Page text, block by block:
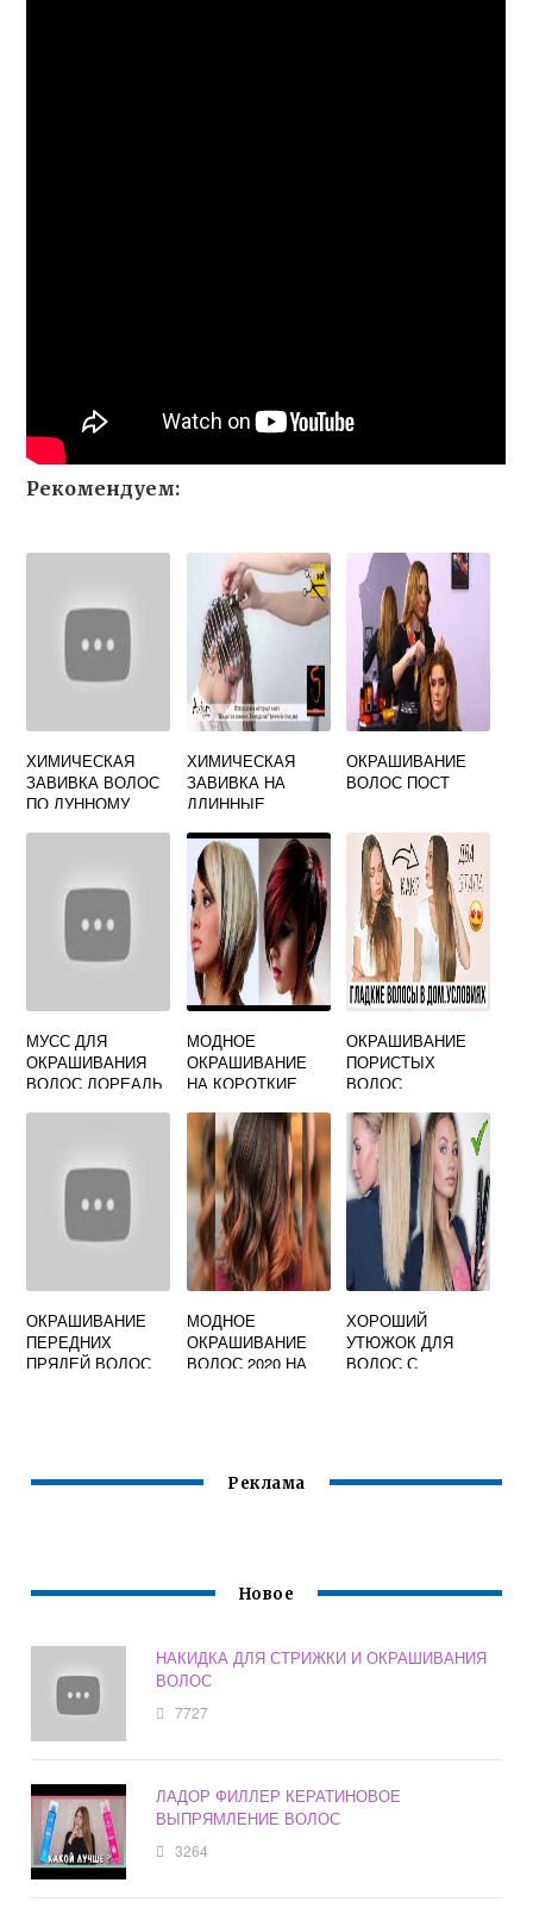
Рекомендуем:
ХИМИЧЕСКАЯ
ЗАВИВКА ВОЛОС
ПО ЛУННОМУ
ХИМИЧЕСКАЯ
ЗАВИВКА НА
ДЛИННЫЕ
ОКРАШИВАНИЕ
ВОЛОС ПОСТ
МУСС ДЛЯ
ОКРАШИВАНИЯ
ВОЛОС ЛОРЕАЛЬ
МОДНОЕ
ОКРАШИВАНИЕ
НА КОРОТКИЕ
ЖЕНЩИН
ОКРАШИВАНИЕ
ПОРИСТЫХ
ВОЛОС
ОКРАШИВАНИЕ
ПЕРЕДНИХ
ПРЯДЕЙ ВОЛОС
МОДНОЕ
ОКРАШИВАНИЕ
ВОЛОС 2020 НА
ХОРОШИЙ
УТЮЖОК ДЛЯ
ВОЛОС С
Реклама
Новое
НАКИДКА ДЛЯ СТРИЖКИ И ОКРАШИВАНИЯ
ВОЛОС
7727
ЛАДОР ФИЛЛЕР КЕРАТИНОВОЕ
ВЫПРЯМЛЕНИЕ ВОЛОС
3264